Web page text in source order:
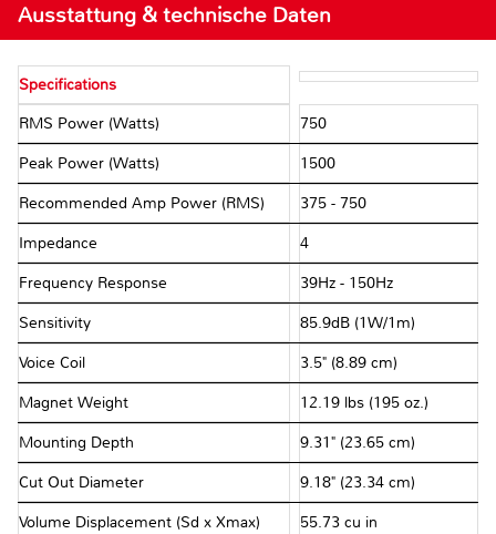
Ausstattung & technische Daten
Specifications
RMS Power (Watts) 750
Peak Power (Watts) 1500
Recommended Amp Power (RMS) 375 - 750
Impedance 4Ω
Frequency Response 39Hz - 150Hz
Sensitivity 85.9dB (1W/1m)
Voice Coil 3.5" (8.89 cm)
Magnet Weight 12.19 lbs (195 oz.)
Mounting Depth 9.31" (23.65 cm)
Cut Out Diameter 9.18" (23.34 cm)
Volume Displacement (Sd x Xmax) 55.73 cu in